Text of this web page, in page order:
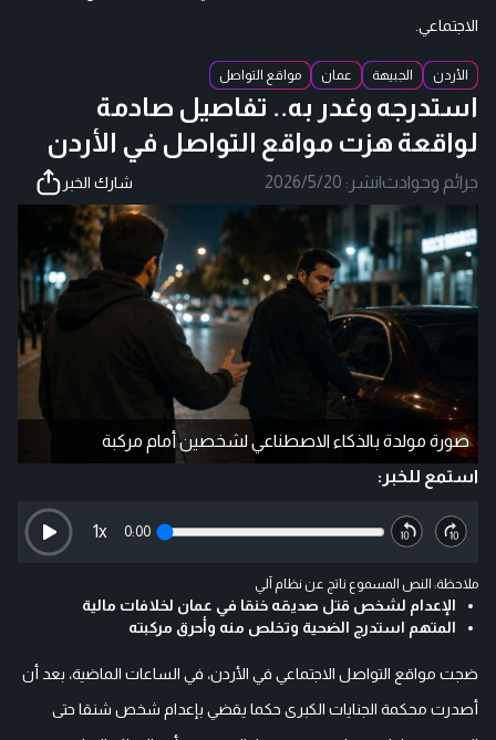
الاجتماعي.
الأردن الجبيهة عمان مواقع التواصل
استدرجه وغدر به.. تفاصيل صادمة
لواقعة هزت مواقع التواصل في الأردن
جرائم وحوادث|نشر: 2026/5/20 شارك الخبر
صورة مولدة بالذكاء الاصطناعي لشخصين أمام مركبة
استمع للخبر:
0:00
1x
ملاحظة: النص المسموع ناتج عن نظام آلي
الإعدام لشخص قتل صديقه خنقا في عمان لخلافات مالية
المتهم استدرج الضحية وتخلص منه وأحرق مركبته
ضجت مواقع التواصل الاجتماعي في الأردن، في الساعات الماضية، بعد أن
أصدرت محكمة الجنايات الكبرى حكما يقضي بإعدام شخص شنقا حتى